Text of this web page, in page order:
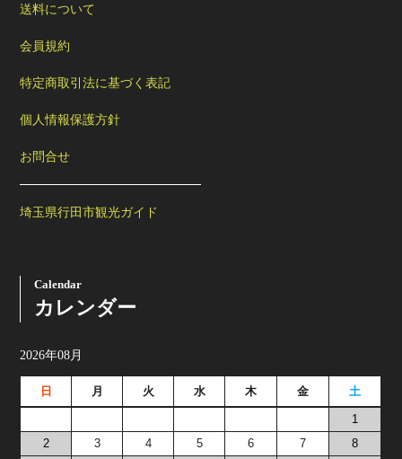
送料について
会員規約
特定商取引法に基づく表記
個人情報保護方針
お問合せ
埼玉県行田市観光ガイド
Calendar
カレンダー
2026年08月
日 月 火 水 木 金 土
1
2
3 4 5 6 7
8